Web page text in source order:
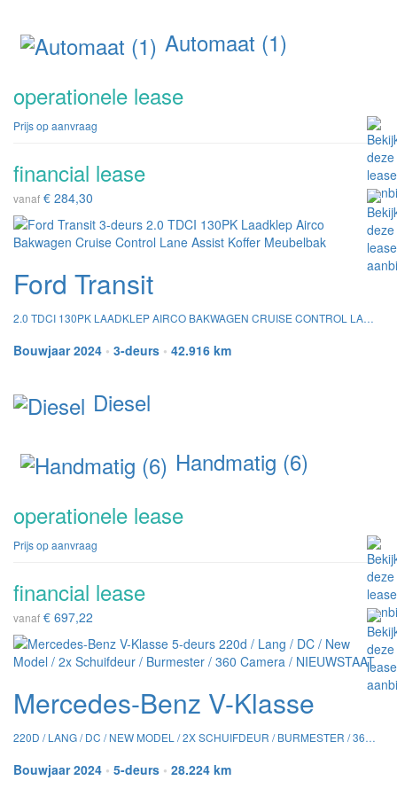
Automaat (1)
operationele lease
Prijs op aanvraag
financial lease
vanaf € 284,30
Ford Transit
2.0 TDCI 130PK LAADKLEP AIRCO BAKWAGEN CRUISE CONTROL LANE ASSIST KOFFER MEUBELBAK
Bouwjaar 2024 • 3-deurs • 42.916 km
Diesel
Handmatig (6)
operationele lease
Prijs op aanvraag
financial lease
vanaf € 697,22
Mercedes-Benz V-Klasse
220D / LANG / DC / NEW MODEL / 2X SCHUIFDEUR / BURMESTER / 360 CAMERA / NIEUWSTAAT
Bouwjaar 2024 • 5-deurs • 28.224 km